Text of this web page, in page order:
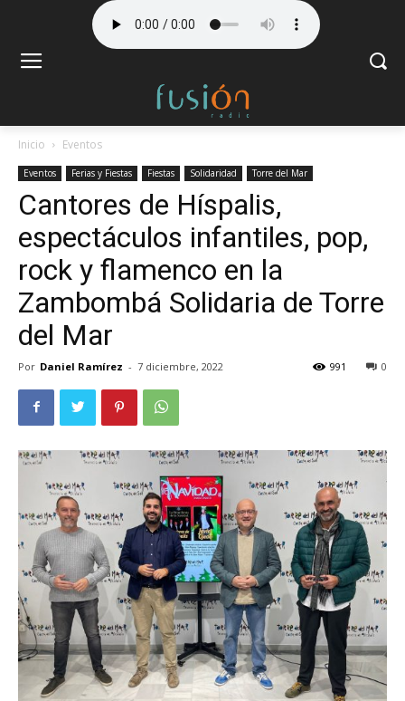
Inicio Eventos
Eventos Ferias y Fiestas Fiestas Solidaridad Torre del Mar
Cantores de Híspalis,
espectáculos infantiles, pop,
rock y flamenco en la
Zambombá Solidaria de Torre
del Mar
Por Daniel Ramírez - 7 diciembre, 2022 0
991